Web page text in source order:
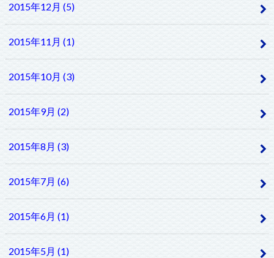
2015年12月 (5)
2015年11月 (1)
2015年10月 (3)
2015年9月 (2)
2015年8月 (3)
2015年7月 (6)
2015年6月 (1)
2015年5月 (1)